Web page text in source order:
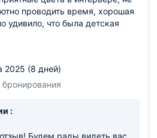
проводить время, хорошая
удивило, что была детская
отлично. Очень
хотелось бы коврик, чтобы не
2025 (8 дней)
:
Будем рады видеть вас